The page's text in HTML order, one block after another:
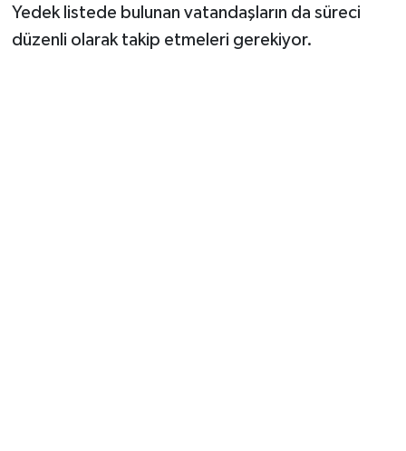
Yedek listede bulunan vatandaşların da süreci
düzenli olarak takip etmeleri gerekiyor.